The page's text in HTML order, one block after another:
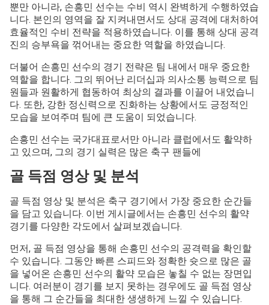
뿐만 아니라, 손흥민 선수는 수비 역시 완벽하게 수행하였습
니다. 본인의 영역을 잘 지켜내면서도 상대 공격에 대처하여
효율적인 수비 전략을 적용하였습니다. 이를 통해 상대 공격
진의 승부욕을 꺾어내는 중요한 역할을 하였습니다.
더불어 손흥민 선수의 경기 전략은 팀 내에서 매우 중요한
역할을 합니다. 그의 뛰어난 리더십과 의사소통 능력으로 팀
원들과 원활하게 협동하여 최상의 결과를 이끌어 내었습니
다. 또한, 강한 정신력으로 진화하는 상황에서도 긍정적인
모습을 보여주며 팀에 큰 도움이 되었습니다.
손흥민 선수는 국가대표로서만 아니라 클럽에서도 활약하
고 있으며, 그의 경기 실력은 많은 축구 팬들에
골 득점 영상 및 분석
골 득점 영상 및 분석은 축구 경기에서 가장 중요한 순간들
을 담고 있습니다. 이번 게시글에서는 손흥민 선수의 활약
경기를 다양한 각도에서 살펴보겠습니다.
먼저, 골 득점 영상을 통해 손흥민 선수의 공격력을 확인할
수 있습니다. 그동안 빠른 스피드와 정확한 슛으로 많은 골
을 넣어온 손흥민 선수의 활약 모습은 놓칠 수 없는 장면입
니다. 여러분이 경기를 보지 못하는 경우에도 골 득점 영상
을 통해 그 순간들을 최대한 생생하게 느낄 수 있습니다.